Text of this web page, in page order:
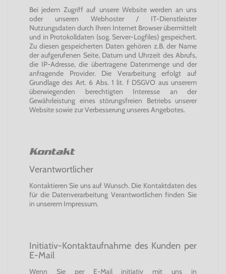
Bei jedem Zugriff auf unsere Website werden an uns
oder unseren Webhoster / IT-Dienstleister
Nutzungsdaten durch Ihren Internet Browser übermittelt
und in Protokolldaten (sog. Server-Logfiles) gespeichert.
Zu diesen gespeicherten Daten gehören z.B. der Name
der aufgerufenen Seite, Datum und Uhrzeit des Abrufs,
die IP-Adresse, die übertragene Datenmenge und der
anfragende Provider. Die Verarbeitung erfolgt auf
Grundlage des Art. 6 Abs. 1 lit. f DSGVO aus unserem
überwiegenden berechtigten Interesse an der
Gewährleistung eines störungsfreien Betriebs unserer
Website sowie zur Verbesserung unseres Angebotes.
Kontakt
Verantwortlicher
Kontaktieren Sie uns auf Wunsch. Die Kontaktdaten des
für die Datenverarbeitung Verantwortlichen finden Sie
in unserem Impressum.
Initiativ-Kontaktaufnahme des Kunden per
E-Mail
Wenn Sie per E-Mail initiativ mit uns in